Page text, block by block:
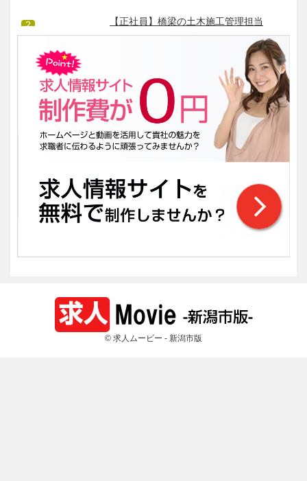
2 【正社員】橋梁の土木施工管理担当
© 求人ムービー - 新潟市版